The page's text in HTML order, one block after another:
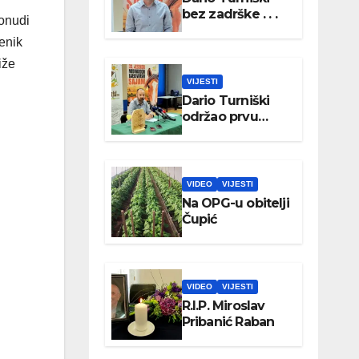
bez zadrške . . .
VIJESTI
Dario Turniški
održao prvu
konferenciju za
VIDEO VIJESTI
Na OPG-u obitelji
Čupić
VIDEO VIJESTI
R.I.P. Miroslav
Pribanić Raban